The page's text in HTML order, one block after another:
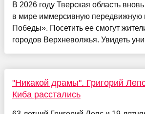
В 2026 году Тверская область
в мире иммерсивную передвижную
Победы». Посетить ее смогут
городов Верхневолжья. Увидеть
"Никакой драмы". Григорий
Киба расстались